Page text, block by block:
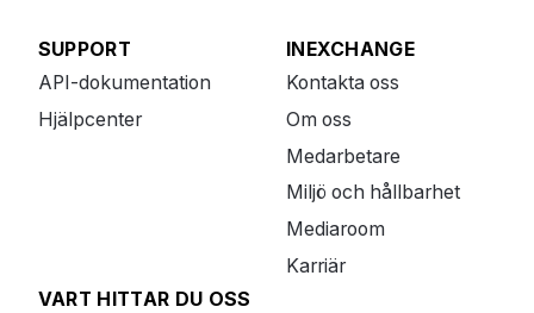
SUPPORT
API-dokumentation
Hjälpcenter
INEXCHANGE
Kontakta oss
Om oss
Medarbetare
Miljö och hållbarhet
Mediaroom
Karriär
VART HITTAR DU OSS